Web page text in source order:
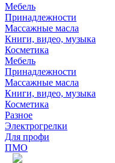
Мебель
Принадлежности
Массажные масла
Книги, видео, музыка
Косметика
Мебель
Принадлежности
Массажные масла
Книги, видео, музыка
Косметика
Разное
Электрогрелки
Для профи
ПМО